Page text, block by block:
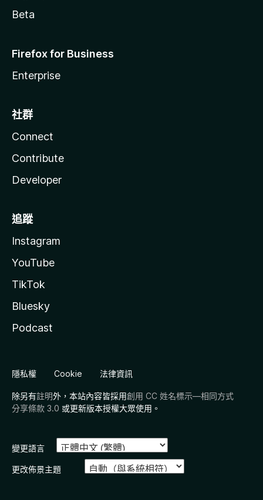
Beta
Firefox for Business
Enterprise
社群
Connect
Contribute
Developer
追蹤
Instagram
YouTube
TikTok
Bluesky
Podcast
隱私權 Cookie 法律資訊
除另有註明外，本站內容皆採用創用 CC 姓名標示—相同方式
分享條款 3.0 或更新版本授權大眾使用。
變更語言
更改佈景主題